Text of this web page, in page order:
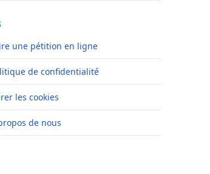
une pétition en ligne
de confidentialité
les cookies
de nous